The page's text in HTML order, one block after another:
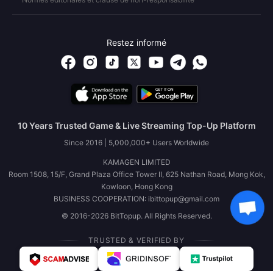
Restez informé
10 Years Trusted Game & Live Streaming Top-Up Platform
Since 2016 | 5,000,000+ Users Worldwide
KAMAGEN LIMITED
Room 1508, 15/F, Grand Plaza Office Tower II, 625 Nathan Road, Mong Kok,
Kowloon, Hong Kong
BUSINESS COOPERATION: ibittopup@gmail.com
© 2016-2026 BitTopup. All Rights Reserved.
TRUSTED & VERIFIED BY